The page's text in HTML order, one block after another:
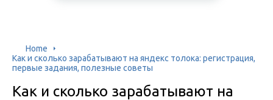
Home
Как и сколько зарабатывают на яндекс толока: регистрация,
первые задания, полезные советы
Как и сколько зарабатывают на